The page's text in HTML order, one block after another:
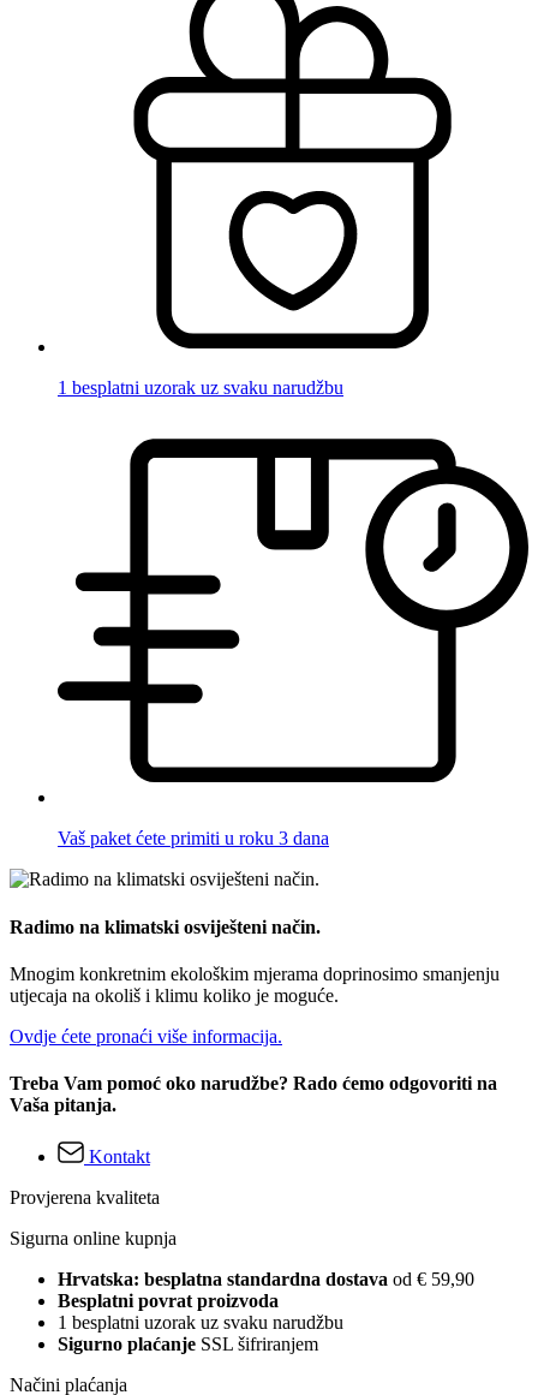
1 besplatni uzorak uz svaku narudžbu
Vaš paket ćete primiti u roku 3 dana
Radimo na klimatski osviješteni način.
Mnogim konkretnim ekološkim mjerama doprinosimo smanjenju
utjecaja na okoliš i klimu koliko je moguće.
Ovdje ćete pronaći više informacija.
Treba Vam pomoć oko narudžbe? Rado ćemo odgovoriti na
Vaša pitanja.
Kontakt
Provjerena kvaliteta
Sigurna online kupnja
Hrvatska: besplatna standardna dostava od € 59,90
Besplatni povrat proizvoda
1 besplatni uzorak uz svaku narudžbu
Sigurno plaćanje SSL šifriranjem
Načini plaćanja